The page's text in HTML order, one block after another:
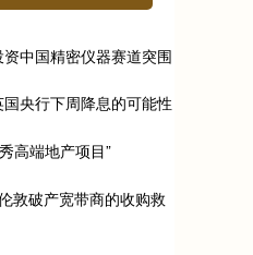
中国精密仪器赛道突围
央行下周降息的可能性
高端地产项目”
敦破产宽带商的收购救